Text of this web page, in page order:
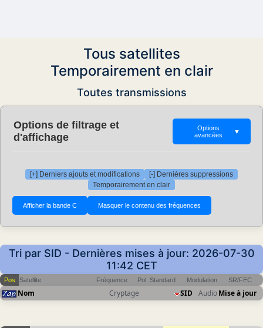
Tous satellites
Temporairement en clair
Toutes transmissions
Options de filtrage et
d'affichage
Options
avancées
▼
[+] Derniers ajouts et modifications
[-] Dernières suppressions
Temporairement en clair
Tri par SID - Dernières mises à jour: 2026-07-30
11:42 CET
Pos Satellite Fréquence Pol Standard Modulation SR/FEC
Nom Cryptage SID AudioMise à jour